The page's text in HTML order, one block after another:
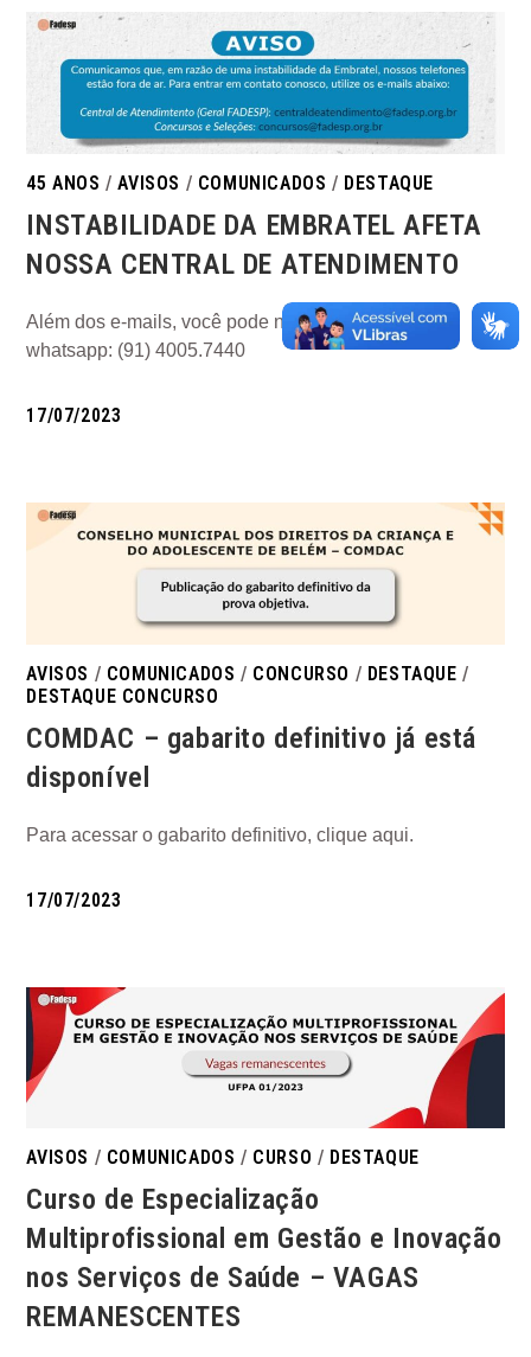
45 ANOS /AVISOS / COMUNICADOS / DESTAQUE
INSTABILIDADE DA EMBRATEL AFETA
NOSSA CENTRAL DE ATENDIMENTO
Além dos e-mails, você pode nos chamar pelo
whatsapp: (91) 4005.7440
17/07/2023
AVISOS / COMUNICADOS / CONCURSO / DESTAQUE /
DESTAQUE CONCURSO
COMDAC – gabarito definitivo já está
disponível
Para acessar o gabarito definitivo, clique aqui.
17/07/2023
AVISOS / COMUNICADOS / CURSO / DESTAQUE
Curso de Especialização
Multiprofissional em Gestão e Inovação
nos Serviços de Saúde – VAGAS
REMANESCENTES